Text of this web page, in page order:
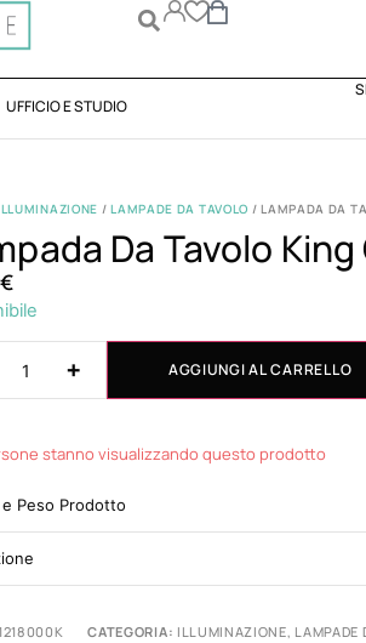
UFFICIO E STUDIO
/LAMPADE DA TAVOLO / LAMPADA DA
Da Tavolo
€
+ AGGIUNGI AL CARRELLO
stanno visualizzando questo prodotto
Peso Prodotto
CATEGORIA: ILLUMINAZIONE, LAMPADE